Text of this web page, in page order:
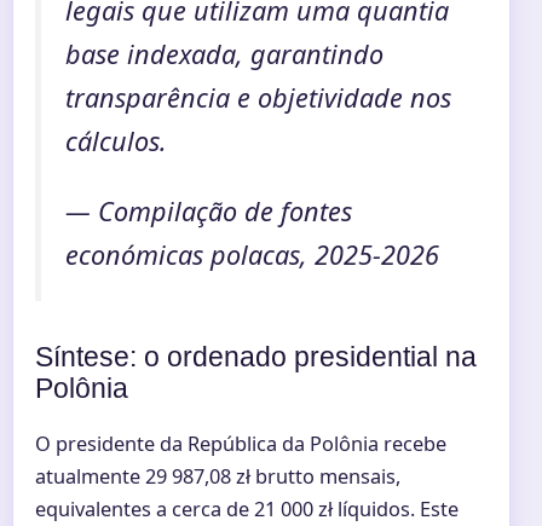
legais que utilizam uma quantia
base indexada, garantindo
transparência e objetividade nos
cálculos.
— Compilação de fontes
económicas polacas, 2025-2026
Síntese: o ordenado presidential na
Polônia
O presidente da República da Polônia recebe
atualmente 29 987,08 zł brutto mensais,
equivalentes a cerca de 21 000 zł líquidos. Este